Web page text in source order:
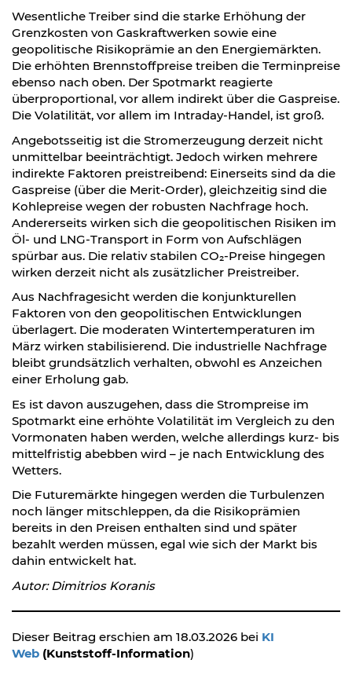
Wesentliche Treiber sind die starke Erhöhung der
Grenzkosten von Gaskraftwerken sowie eine
geopolitische Risikoprämie an den Energiemärkten.
Die erhöhten Brennstoffpreise treiben die Terminpreise
ebenso nach oben. Der Spotmarkt reagierte
überproportional, vor allem indirekt über die Gaspreise.
Die Volatilität, vor allem im Intraday-Handel, ist groß.
Angebotsseitig ist die Stromerzeugung derzeit nicht
unmittelbar beeinträchtigt. Jedoch wirken mehrere
indirekte Faktoren preistreibend: Einerseits sind da die
Gaspreise (über die Merit-Order), gleichzeitig sind die
Kohlepreise wegen der robusten Nachfrage hoch.
Andererseits wirken sich die geopolitischen Risiken im
Öl- und LNG-Transport in Form von Aufschlägen
spürbar aus. Die relativ stabilen CO₂-Preise hingegen
wirken derzeit nicht als zusätzlicher Preistreiber.
Aus Nachfragesicht werden die konjunkturellen
Faktoren von den geopolitischen Entwicklungen
überlagert. Die moderaten Wintertemperaturen im
März wirken stabilisierend. Die industrielle Nachfrage
bleibt grundsätzlich verhalten, obwohl es Anzeichen
einer Erholung gab.
Es ist davon auszugehen, dass die Strompreise im
Spotmarkt eine erhöhte Volatilität im Vergleich zu den
Vormonaten haben werden, welche allerdings kurz- bis
mittelfristig abebben wird – je nach Entwicklung des
Wetters.
Die Futuremärkte hingegen werden die Turbulenzen
noch länger mitschleppen, da die Risikoprämien
bereits in den Preisen enthalten sind und später
bezahlt werden müssen, egal wie sich der Markt bis
dahin entwickelt hat.
Autor: Dimitrios Koranis
Dieser Beitrag erschien am 18.03.2026 bei KI
Web (Kunststoff-Information)